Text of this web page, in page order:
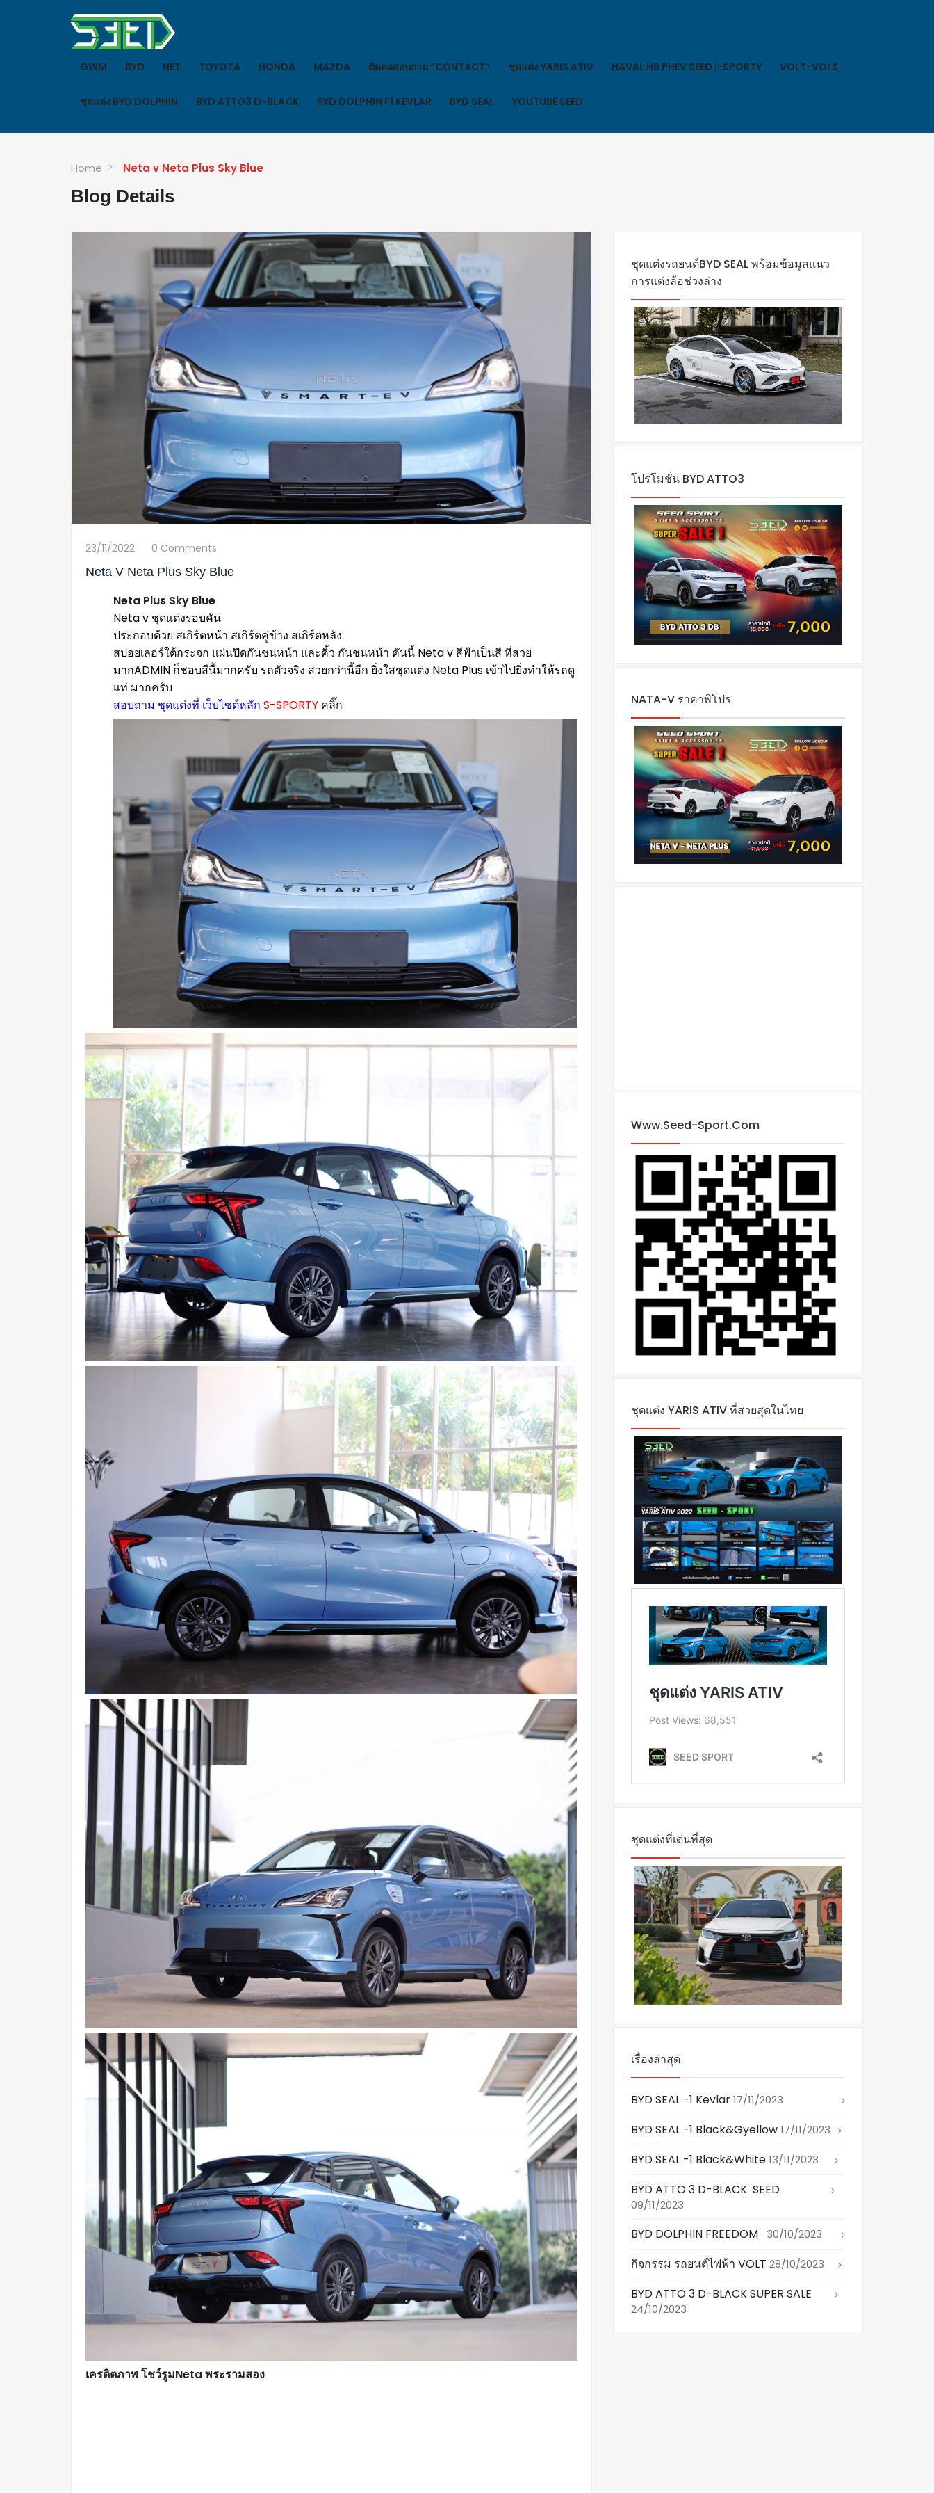
GWM BYD NET TOYOTA HONDA MAZDA ติดต่อสอบถาม “CONTACT” ชุดแต่ง YARIS ATIV HAVAL H6 PHEV SEED I-SPORTY VOLT-VOLS
ชุดแต่ง BYD DOLPHIN BYD ATTO3 D-BLACK BYD DOLPHIN F1 KEVLAR BYD SEAL YOUTUBE SEED
Home Neta v Neta Plus Sky Blue
Blog Details
23/11/2022
0 Comments
Neta V Neta Plus Sky Blue
Neta Plus Sky Blue
Neta v ชุดแต่งรอบคัน
ประกอบด้วย สเกิร์ตหน้า สเกิร์ตคู่ข้าง สเกิร์ตหลัง
สปอยเลอร์ใต้กระจก แผ่นปิดกันชนหน้า และคิ้ว กันชนหน้า คันนี้ Neta v สีฟ้าเป็นสี ที่สวย
มากADMIN ก็ชอบสีนี้มากครับ รถตัวจริง สวยกว่านี้อีก ยิ่งใสชุดแต่ง Neta Plus เข้าไปยิ่งทำให้รถดู
แท่ มากครับ
สอบถาม ชุดแต่งที่ เว็บไซต์หลัก S-SPORTY คลิ๊ก
เครดิตภาพ โชว์รูมNeta พระรามสอง
ชุดแต่งรถยนต์BYD SEAL พร้อมข้อมูลแนว
การแต่งล้อช่วงล่าง
โปรโมชั่น BYD ATTO3
NATA-V ราคาพิโปร
Www.seed-Sport.com
ชุดแต่ง YARIS ATIV ที่สวยสุดในไทย
ชุดแต่งที่เด่นที่สุด
เรื่องล่าสุด
BYD SEAL -1 Kevlar17/11/2023
BYD SEAL -1 Black&gyellow17/11/2023
BYD SEAL -1 Black&white13/11/2023
BYD ATTO 3 D-BLACK SEED
09/11/2023
BYD DOLPHIN FREEDOM 30/10/2023
กิจกรรม รถยนต์ไฟฟ้า VOLT 28/10/2023
BYD ATTO 3 D-BLACK SUPER SALE
24/10/2023